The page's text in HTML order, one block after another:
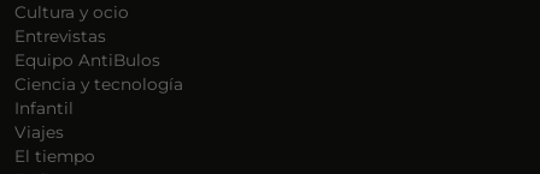
Cultura y ocio
Entrevistas
Equipo AntiBulos
Ciencia y tecnología
Infantil
Viajes
El tiempo